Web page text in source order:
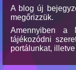
A blog új
megőrizzük.
Amennyiben a
tájékozódni
portálunkat, illetve